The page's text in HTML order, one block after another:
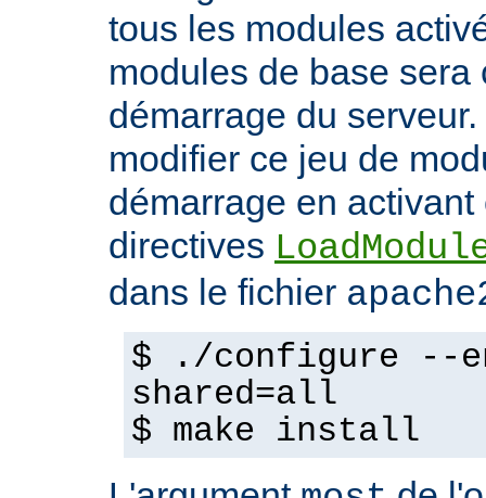
tous les modules
modules de base sera
démarrage du
modifier ce jeu de
démarrage en
directives
dans le fichier
$ ./configure --
shared=all
$ make install